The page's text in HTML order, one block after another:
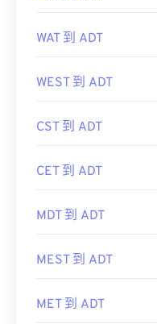
WAT 到 ADT
WEST 到 ADT
CST 到 ADT
CET 到 ADT
MDT 到 ADT
MEST 到 ADT
MET 到 ADT